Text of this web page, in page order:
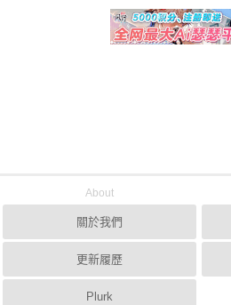
About
關於我們
更新履歷
Plurk